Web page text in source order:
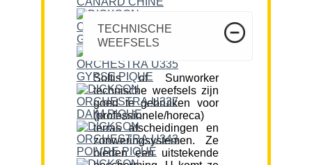
TECHNISCHE
WEEFSELS
Soltis of Sunworker
technische weefsels zijn
goed te gebruiken voor
(professionele/horeca)
terras afscheidingen en
zonweringsystemen. Ze
bieden een uitstekende